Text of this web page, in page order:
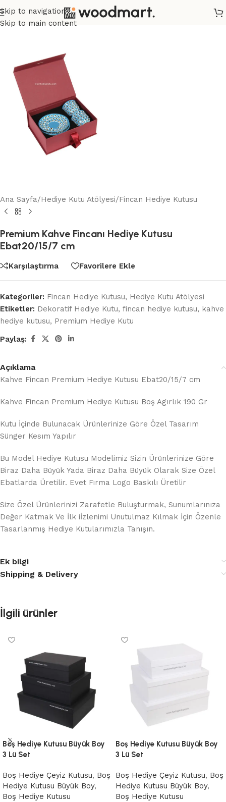
Skip to navigation
Skip to main content
Ana Sayfa/Hediye Kutu Atölyesi/Fincan Hediye Kutusu
Premium Kahve Fincanı Hediye Kutusu
Ebat20/15/7 cm
Karşılaştırma Favorilere Ekle
Kategoriler: Fincan Hediye Kutusu, Hediye Kutu Atölyesi
Etiketler: Dekoratif Hediye Kutu, fincan hediye kutusu, kahve
hediye kutusu, Premium Hediye Kutu
Paylaş:
Açıklama
Kahve Fincan Premium Hediye Kutusu Ebat20/15/7 cm
Kahve Fincan Premium Hediye Kutusu Boş Agırlık 190 Gr
Kutu İçinde Bulunacak Ürünlerinize Göre Özel Tasarım
Sünger Kesım Yapılır
Bu Model Hediye Kutusu Modelimiz Sizin Ürünlerinize Göre
Biraz Daha Büyük Yada Biraz Daha Büyük Olarak Size Özel
Ebatlarda Üretilir. Evet Fırma Logo Baskılı Üretilir
Size Özel Ürünlerinizi Zarafetle Buluşturmak, Sunumlarınıza
Değer Katmak Ve İlk iİzlenimi Unutulmaz Kılmak İçin Özenle
Tasarlanmış Hediye Kutularımızla Tanışın.
Ek bilgi
Shipping & Delivery
İlgili ürünler
Boş Hediye Kutusu Büyük Boy
3 Lü Set
Boş Hediye Çeyiz Kutusu, Boş
Hediye Kutusu Büyük Boy,
Boş Hediye Kutusu
Boş Hediye Kutusu Büyük Boy
3 Lü Set
Boş Hediye Çeyiz Kutusu, Boş
Hediye Kutusu Büyük Boy,
Boş Hediye Kutusu